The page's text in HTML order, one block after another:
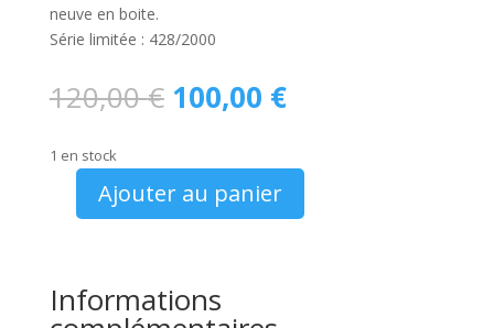
neuve en boite.
Série limitée : 428/2000
120,00€ Le
prix
était :
120,00 €.
100,00 €Le
prix
est :
1 en stock
quantité
416
Ajouter au panier
Informations